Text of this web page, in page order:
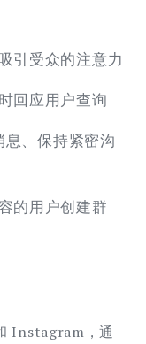
引受众的注意力
回应用户查询
、保持紧密沟
的用户创建群
Instagram，通